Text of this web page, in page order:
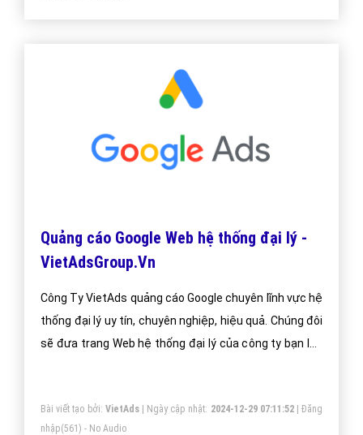
Quảng cáo Google Web hệ thống đại lý -
VietAdsGroup.Vn
Công Ty VietAds quảng cáo Google chuyên lĩnh vực hệ
thống đại lý uy tín, chuyên nghiệp, hiệu quả. Chúng đôi
sẽ đưa trang Web hệ thống đại lý của công ty bạn lên
Bài viết tạo bởi: VietAds| Ngày cập nhật: 2024-12-29 07:11:52|Đăng
nhập(561) - No Audio